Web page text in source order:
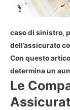
caso di sinistro,
dell’assicurato
Con questo
determina un
Le